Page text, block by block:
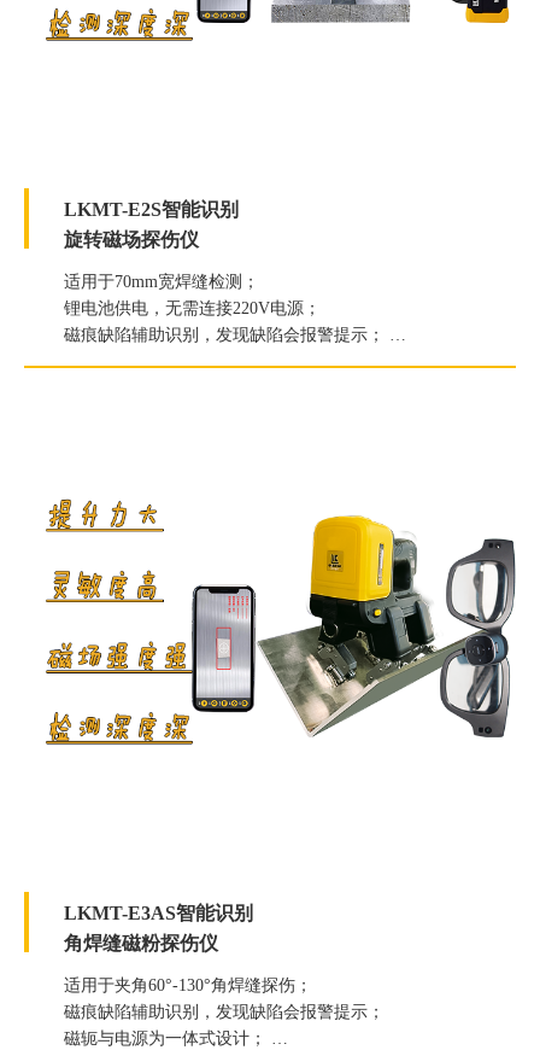
LKMT-E2S智能识别
旋转磁场探伤仪
适用于70mm宽焊缝检测；
锂电池供电，无需连接220V电源；
磁痕缺陷辅助识别，发现缺陷会报警提示；
提升力≥186.2N（19kg）；
LKMT-E3AS智能识别
角焊缝磁粉探伤仪
适用于夹角60°-130°角焊缝探伤；
磁痕缺陷辅助识别，发现缺陷会报警提示；
磁轭与电源为一体式设计；